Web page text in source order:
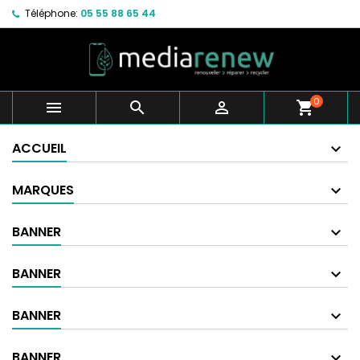
Téléphone: 05 55 88 65 44
   shopping_cart0
ACCUEIL
MARQUES
BANNER
BANNER
BANNER